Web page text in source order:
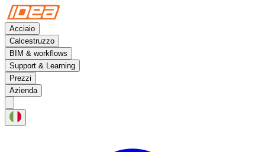
Acciaio
Calcestruzzo
BIM & workflows
Support & Learning
Prezzi
Azienda